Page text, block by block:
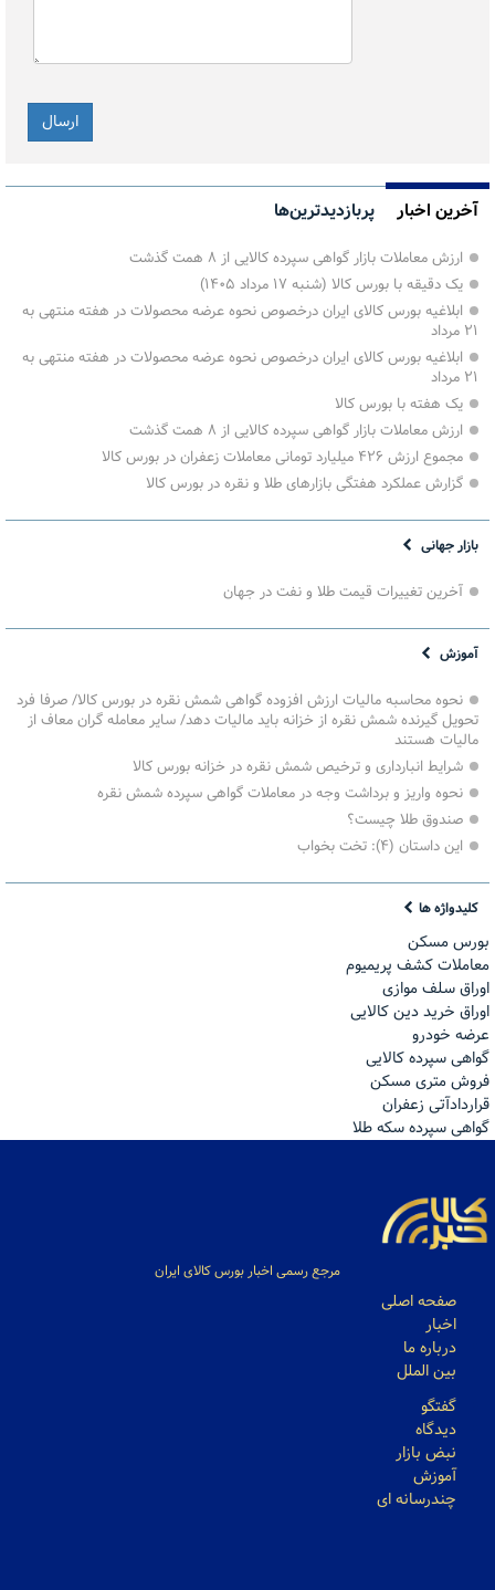
آخرین اخبار پربازدیدترین‌ها
ارزش معاملات بازار گواهی سپرده کالایی از ۸ همت گذشت
یک دقیقه با بورس کالا (شنبه ۱۷ مرداد ۱۴۰۵)
ابلاغیه بورس کالای ایران درخصوص نحوه عرضه محصولات در هفته منتهی به
۲۱ مرداد
ابلاغیه بورس کالای ایران درخصوص نحوه عرضه محصولات در هفته منتهی به
۲۱ مرداد
یک هفته با بورس کالا
ارزش معاملات بازار گواهی سپرده کالایی از ۸ همت گذشت
مجموع ارزش ۴۲۶ میلیارد تومانی معاملات زعفران در بورس کالا
گزارش عملکرد هفتگی بازارهای طلا و نقره در بورس کالا
بازار جهانی
آخرین تغییرات قیمت طلا و نفت در جهان
آموزش
نحوه محاسبه مالیات ارزش افزوده گواهی شمش نقره در بورس کالا/ صرفا فرد
تحویل گیرنده شمش نقره از خزانه باید مالیات دهد/ سایر معامله گران معاف از
مالیات هستند
شرایط انبارداری و ترخیص شمش نقره در خزانه بورس کالا
نحوه واریز و برداشت وجه در معاملات گواهی سپرده شمش نقره
صندوق طلا چیست؟
این داستان (۴): تخت بخواب
کلیدواژه ها
بورس مسکن
معاملات کشف پریمیوم
اوراق سلف موازی
اوراق خرید دین کالایی
عرضه خودرو
گواهی سپرده کالایی
فروش مترى مسكن
قراردادآتی زعفران
گواهی سپرده سکه طلا
مرجع رسمی اخبار بورس کالای ایران
صفحه اصلی
اخبار
درباره ما
بین الملل
گفتگو
دیدگاه
نبض بازار
آموزش
چندرسانه ای